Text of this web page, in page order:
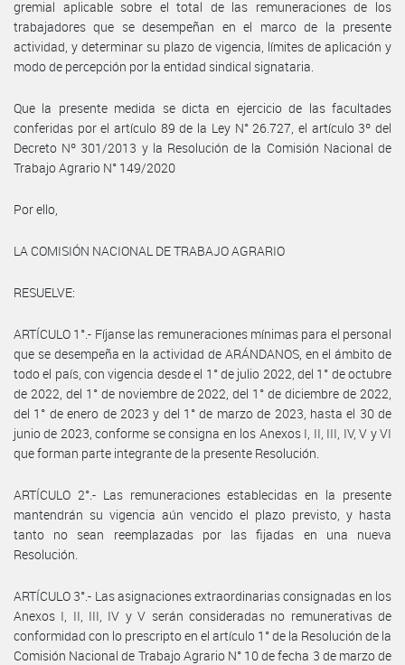
gremial aplicable sobre el total de las remuneraciones de los
trabajadores que se desempeñan en el marco de la presente
actividad, y determinar su plazo de vigencia, límites de aplicación y
modo de percepción por la entidad sindical signataria.
Que la presente medida se dicta en ejercicio de las facultades
conferidas por el artículo 89 de la Ley N° 26.727, el artículo 3º del
Decreto Nº 301/2013 y la Resolución de la Comisión Nacional de
Trabajo Agrario N° 149/2020
Por ello,
LA COMISIÓN NACIONAL DE TRABAJO AGRARIO
RESUELVE:
ARTÍCULO 1°.- Fíjanse las remuneraciones mínimas para el personal
que se desempeña en la actividad de ARÁNDANOS, en el ámbito de
todo el país, con vigencia desde el 1° de julio 2022, del 1° de octubre
de 2022, del 1° de noviembre de 2022, del 1° de diciembre de 2022,
del 1° de enero de 2023 y del 1° de marzo de 2023, hasta el 30 de
junio de 2023, conforme se consigna en los Anexos I, II, III, IV, V y VI
que forman parte integrante de la presente Resolución.
ARTÍCULO 2°.- Las remuneraciones establecidas en la presente
mantendrán su vigencia aún vencido el plazo previsto, y hasta
tanto no sean reemplazadas por las fijadas en una nueva
Resolución.
ARTÍCULO 3°.- Las asignaciones extraordinarias consignadas en los
Anexos I, II, III, IV y V serán consideradas no remunerativas de
conformidad con lo prescripto en el artículo 1° de la Resolución de la
Comisión Nacional de Trabajo Agrario N° 10 de fecha 3 de marzo de